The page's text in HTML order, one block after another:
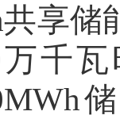
共享
千